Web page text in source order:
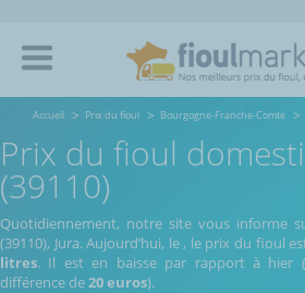
Accueil Prix du fioul Bourgogne-Franche-Comte
Prix du fioul
(39110)
Quotidiennement, notre site vous informe
(39110), Jura.Aujourd’hui, le , le prix du fioul
litres. Il est en baisse par rapport à hier
différence de20 euros).